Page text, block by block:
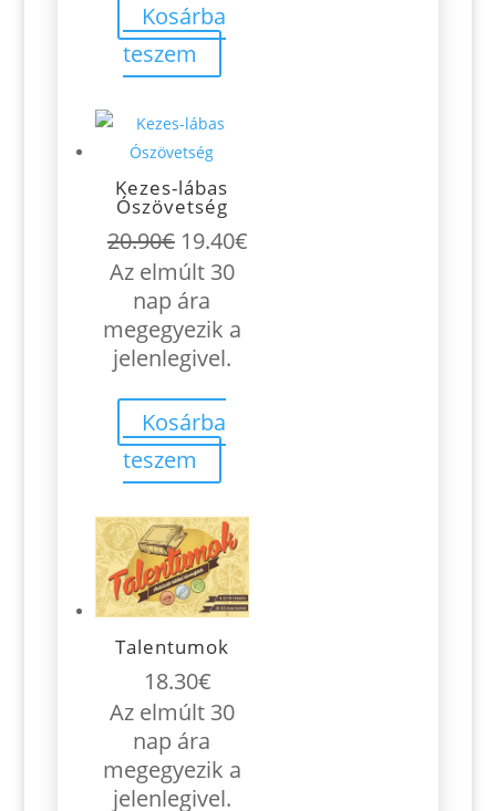
Kosárba
teszem
Kezes-lábas
Ószövetség
20.90€ Original
price
was:
20.90€.
19.40€Current
Az elmúlt 30
nap ára
megegyezik a
jelenlegivel.
Kosárba
teszem
Talentumok
18.30€
Az elmúlt 30
nap ára
megegyezik a
jelenlegivel.